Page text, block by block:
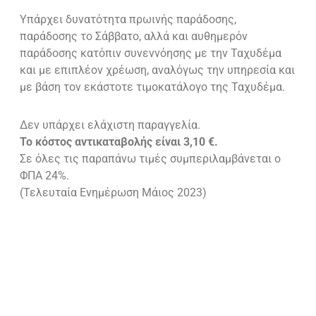
Υπάρχει δυνατότητα πρωινής παράδοσης,
παράδοσης το Σάββατο, αλλά και αυθημερόν
παράδοσης κατόπιν συνεννόησης με την Ταχυδέμα
και με επιπλέον χρέωση, αναλόγως την υπηρεσία και
με βάση τον εκάστοτε τιμοκατάλογο της Ταχυδέμα.
Δεν υπάρχει ελάχιστη παραγγελία.
Το κόστος αντικαταβολής είναι 3,10 €.
Σε όλες τις παραπάνω τιμές συμπεριλαμβάνεται ο
ΦΠΑ 24%.
(Τελευταία Ενημέρωση Μάιος 2023)